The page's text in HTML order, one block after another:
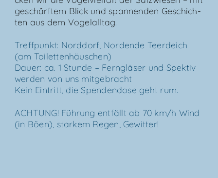
geschärf­tem Blick und span­nen­den Geschich­
ten aus dem Vogelalltag.
Treff­punkt: Nord­dorf, Nor­den­de Teer­deich
(am Toi­let­ten­häus­chen)
Dau­er: ca. 1 Stun­de – Fern­glä­ser und Spek­tiv
wer­den von uns mit­ge­bracht
Kein Ein­tritt, die Spen­den­do­se geht rum.
ACH­TUNG! Füh­rung ent­fällt ab 70 km/​h Wind
(in Böen), star­kem Regen, Gewitter!